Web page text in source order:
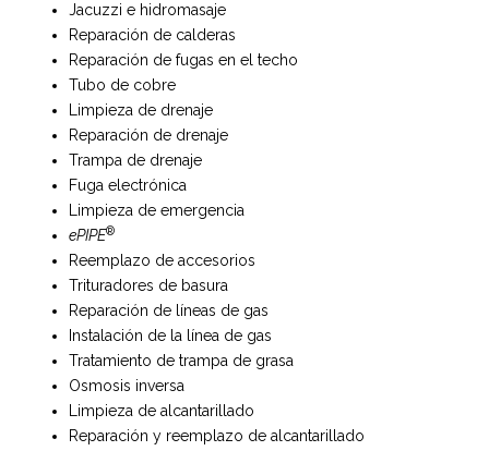
Jacuzzi e hidromasaje
Reparación de calderas
Reparación de fugas en el techo
Tubo de cobre
Limpieza de drenaje
Reparación de drenaje
Trampa de drenaje
Fuga electrónica
Limpieza de emergencia
ePIPE®
Reemplazo de accesorios
Trituradores de basura
Reparación de líneas de gas
Instalación de la línea de gas
Tratamiento de trampa de grasa
Osmosis inversa
Limpieza de alcantarillado
Reparación y reemplazo de alcantarillado